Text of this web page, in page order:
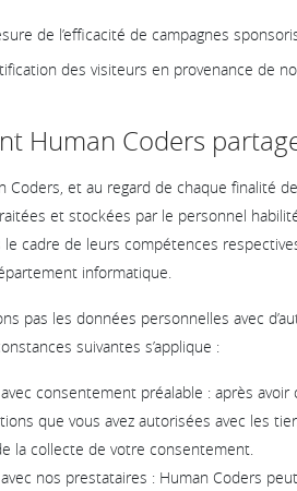
de l’efficacité de campagnes
des visiteurs en provenance de
Human Coders
Coders, et au regard de chaque finalité
et stockées par le personnel
le cadre de leurs compétences
informatique.
pas les données personnelles avec
suivantes s’applique :
consentement préalable : après
que vous avez autorisées avec les
la collecte de votre consentement.
nos prestataires : Human Coders